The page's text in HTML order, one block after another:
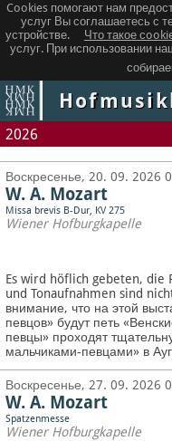
Cookies помогают нам
услуг Вы соглашаетесь с
устройстве.
Что такое
услуг. При использовании
2026
Воскресенье, 20. 09. 2026
W. A. Mozart
Missa brevis B-Dur, KV 275
Wiener Hofburgkapelle
Es wird höflich gebeten, die
und Tonaufnahmen sind
внимание, что на этой
певцов» будут петь
певцы» проходят
мальчиками-певцами» в
Воскресенье, 27. 09. 2026
W. A. Mozart
Spatzenmesse
Wiener Hofburgkapelle